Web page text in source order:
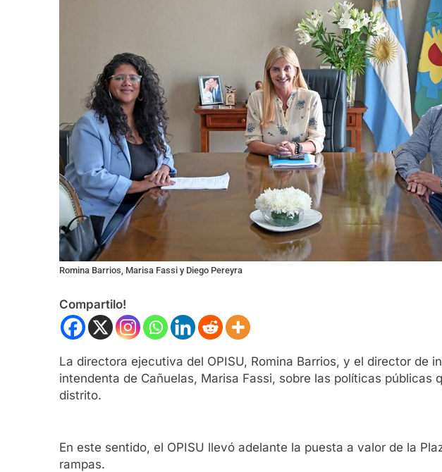
Romina Barrios, Marisa Fassi y Diego Pereyra
Compartilo!
La directora ejecutiva del OPISU, Romina Barrios, y el director de
intendenta de Cañuelas, Marisa Fassi, sobre las políticas públicas
distrito.
En este sentido, el OPISU llevó adelante la puesta a valor de la
rampas.